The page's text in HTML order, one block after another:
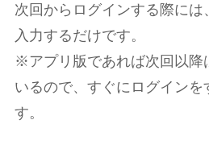
次回からログインする際には
入力するだけです。
※アプリ版であれば次回以降
いるので、すぐにログインを
す。